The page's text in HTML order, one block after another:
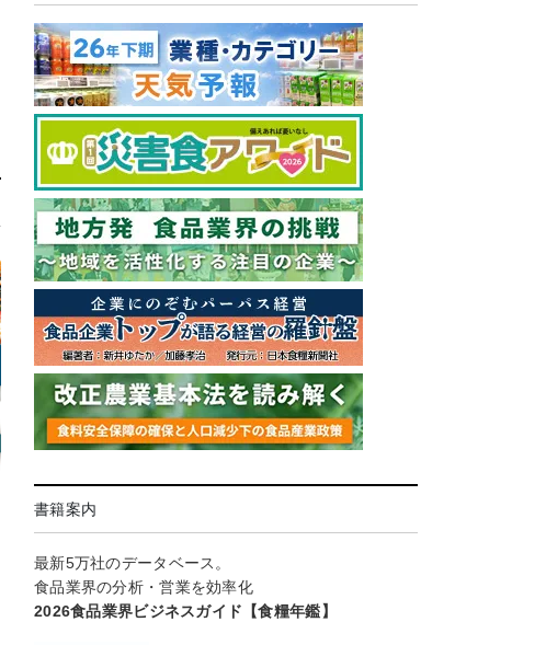
書籍案内
最新5万社のデータベース。
食品業界の分析・営業を効率化
2026食品業界ビジネスガイド【食糧年鑑】